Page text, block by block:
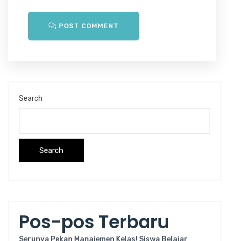
POST COMMENT
Search
Search
Pos-pos Terbaru
Serunya Pekan Manajemen Kelas! Siswa Belajar